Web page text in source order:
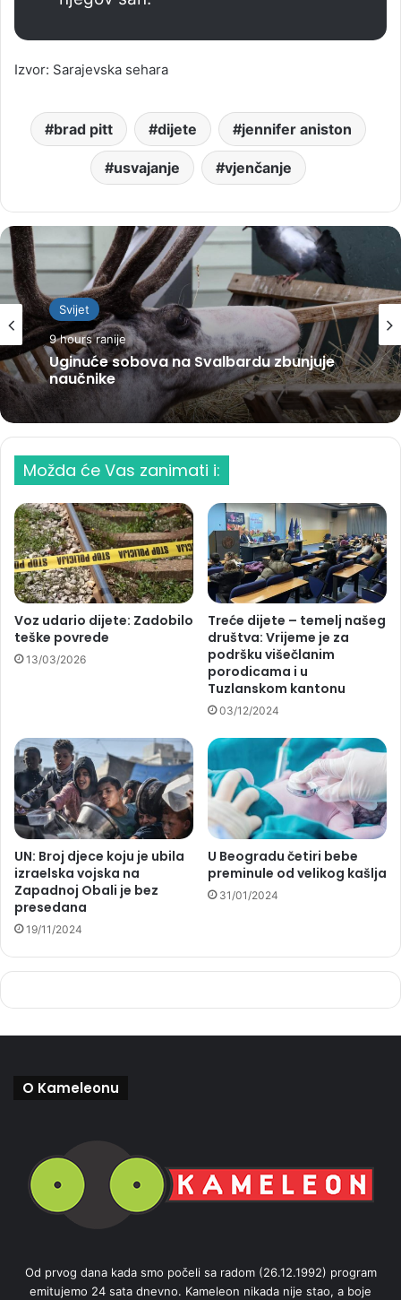
Izvor: Sarajevska sehara
brad pitt dijete jennifer aniston
usvajanje vjenčanje
Svijet
9 hours ranije
Uginuće sobova na Svalbardu zbunjuje
naučnike
Možda će Vas zanimati i:
Voz udario dijete: Zadobilo
teške povrede
13/03/2026
Treće dijete – temelj našeg
društva: Vrijeme je za
podršku višečlanim
porodicama i u
Tuzlanskom kantonu
03/12/2024
UN: Broj djece koju je ubila
izraelska vojska na
Zapadnoj Obali je bez
presedana
19/11/2024
U Beogradu četiri bebe
preminule od velikog kašlja
31/01/2024
O Kameleonu
Od prvog dana kada smo počeli sa radom (26.12.1992) program
emitujemo 24 sata dnevno. Kameleon nikada nije stao, a boje